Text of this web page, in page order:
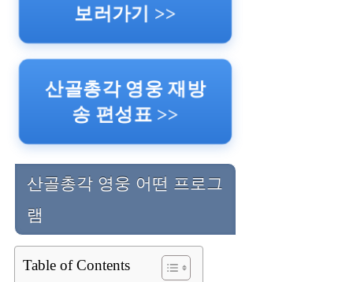
보러가기 >>
산골총각 영웅 재방
송 편성표 >>
산골총각 영웅 어떤 프로그
램
Table of Contents